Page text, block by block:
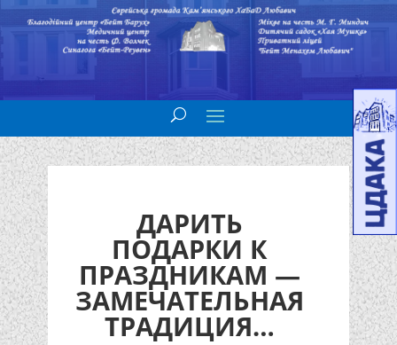
ДАРИТЬ
ПОДАРКИ К
ПРАЗДНИКАМ —
ЗАМЕЧАТЕЛЬНАЯ
ТРАДИЦИЯ…